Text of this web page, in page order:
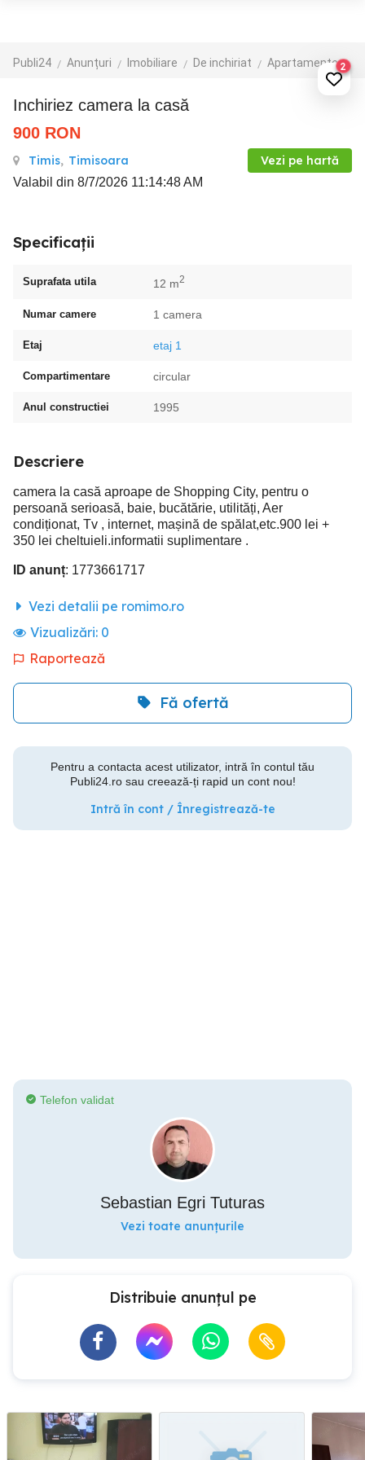
Publi24 Anunțuri Imobiliare De inchiriat Apartamente de inchiriat2
inchiriez camera la casă
900 RON
Timis, Timisoara Vezi pe hartă
Valabil din 8/7/2026 11:14:48 AM
Specificații
Suprafata utila 12 m2
Numar camere 1 camera
Etaj etaj 1
Compartimentare circular
Anul constructiei 1995
Descriere
camera la casă aproape de Shopping City, pentru o
persoană serioasă, baie, bucătărie, utilități, Aer
condiționat, Tv , internet, mașină de spălat,etc.900 lei +
350 lei cheltuieli.informatii suplimentare .
ID anunț: 1773661717
Vezi detalii pe romimo.ro
Vizualizări: 0
Raportează
Fă ofertă
Pentru a contacta acest utilizator, intră în contul tău
Publi24.ro sau creează-ți rapid un cont nou!
Intră în cont / Înregistrează-te
Telefon validat
Sebastian Egri Tuturas
Vezi toate anunțurile
Distribuie anunțul pe